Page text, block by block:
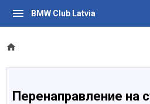
BMW Club Latvia
Перенаправление на